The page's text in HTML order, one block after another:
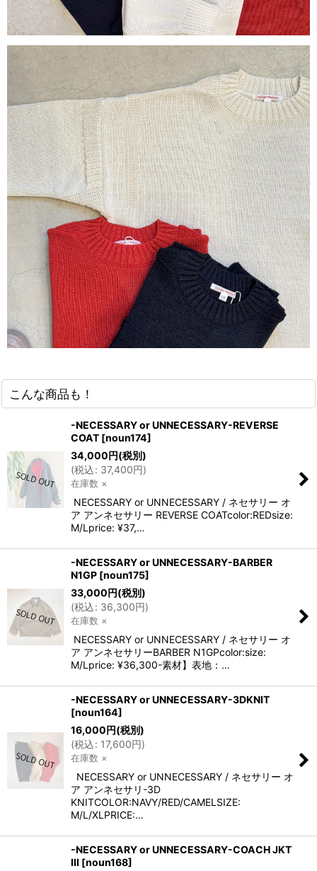
こんな商品も！
-NECESSARY or UNNECESSARY-REVERSE
COAT [noun174]
34,000円(税別)
(税込: 37,400円)
在庫数 ×
NECESSARY or UNNECESSARY / ネセサリー オ
ア アンネセサリー REVERSE COATcolor:REDsize:
M/Lprice: ¥37,…
-NECESSARY or UNNECESSARY-BARBER
N1GP [noun175]
33,000円(税別)
(税込: 36,300円)
在庫数 ×
NECESSARY or UNNECESSARY / ネセサリー オ
ア アンネセサリーBARBER N1GPcolor:size:
M/Lprice: ¥36,300-素材】表地：…
-NECESSARY or UNNECESSARY-3DKNIT
[noun164]
16,000円(税別)
(税込: 17,600円)
在庫数 ×
NECESSARY or UNNECESSARY / ネセサリー オ
ア アンネセサリ-3D
KNITCOLOR:NAVY/RED/CAMELSIZE:
M/L/XLPRICE:…
-NECESSARY or UNNECESSARY-COACH JKT
III [noun168]